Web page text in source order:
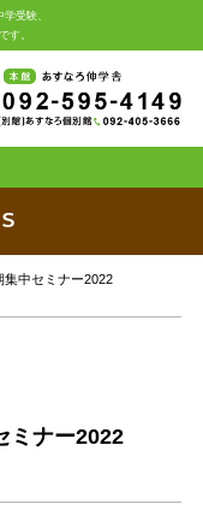
受験、
す。
中セミナー2022
ミナー2022